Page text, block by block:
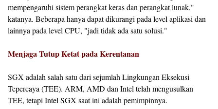
mempengaruhi sistem perangkat keras dan perangkat lunak,"
katanya. Beberapa hanya dapat dikurangi pada level aplikasi dan
lainnya pada level CPU, "jadi tidak ada satu solusi."
Menjaga Tutup Ketat pada Kerentanan
SGX adalah salah satu dari sejumlah Lingkungan Eksekusi
Tepercaya (TEE). ARM, AMD dan Intel telah mengusulkan
TEE, tetapi Intel SGX saat ini adalah pemimpinnya.